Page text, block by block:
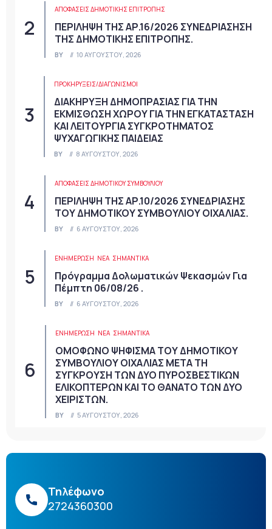
ΑΠΟΦΆΣΕΙΣ ΔΗΜΟΤΙΚΉΣ ΕΠΙΤΡΟΠΉΣ
ΠΕΡΙΛΗΨΗ ΤΗΣ ΑΡ.16/2026 ΣΥΝΕΔΡΙΑΣΗΣΗ
ΤΗΣ ΔΗΜΟΤΙΚΗΣ ΕΠΙΤΡΟΠΗΣ.
BY 10 ΑΥΓΟΎΣΤΟΥ, 2026
ΠΡΟΚΗΡΎΞΕΙΣ/ΔΙΑΓΩΝΙΣΜΟΊ
ΔΙΑΚΗΡΥΞΗ ΔΗΜΟΠΡΑΣΙΑΣ ΓΙΑ ΤΗΝ
ΕΚΜΙΣΘΩΣΗ ΧΩΡΟΥ ΓΙΑ ΤΗΝ ΕΓΚΑΤΑΣΤΑΣΗ
ΚΑΙ ΛΕΙΤΟΥΡΓΙΑ ΣΥΓΚΡΟΤΗΜΑΤΟΣ
ΨΥΧΑΓΩΓΙΚΗΣ ΠΑΙΔΕΙΑΣ
BY 8 ΑΥΓΟΎΣΤΟΥ, 2026
ΑΠΟΦΆΣΕΙΣ ΔΗΜΟΤΙΚΟΎ ΣΥΜΒΟΥΛΊΟΥ
ΠΕΡΙΛΗΨΗ ΤΗΣ ΑΡ.10/2026 ΣΥΝΕΔΡΙΑΣΗΣ
ΤΟΥ ΔΗΜΟΤΙΚΟΥ ΣΥΜΒΟΥΛΙΟΥ ΟΙΧΑΛΙΑΣ.
BY 6 ΑΥΓΟΎΣΤΟΥ, 2026
ΕΝΗΜΕΡΩΣΗ ΝΈΑ ΣΗΜΑΝΤΙΚΆ
Πρόγραμμα Δολωματικών Ψεκασμών Για
Πέμπτη 06/08/26 .
BY 6 ΑΥΓΟΎΣΤΟΥ, 2026
ΕΝΗΜΕΡΩΣΗ ΝΈΑ ΣΗΜΑΝΤΙΚΆ
ΟΜΟΦΩΝΟ ΨΗΦΙΣΜΑ ΤΟΥ ΔΗΜΟΤΙΚΟΥ
ΣΥΜΒΟΥΛΙΟΥ ΟΙΧΑΛΙΑΣ ΜΕΤΑ ΤΗ
ΣΥΓΚΡΟΥΣΗ ΤΩΝ ΔΥΟ ΠΥΡΟΣΒΕΣΤΙΚΩΝ
ΕΛΙΚΟΠΤΕΡΩΝ ΚΑΙ ΤΟ ΘΑΝΑΤΟ ΤΩΝ ΔΥΟ
ΧΕΙΡΙΣΤΩΝ.
BY 5 ΑΥΓΟΎΣΤΟΥ, 2026
Τηλέφωνο
2724360300